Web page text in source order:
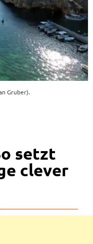
Gruber).
setzt
clever